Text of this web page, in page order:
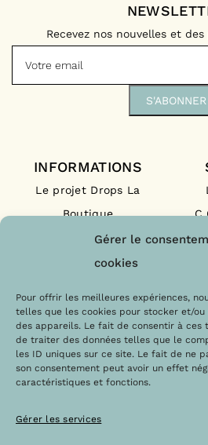
Gérer le
cookies
Pour offrir les meilleures expériences,
telles que les cookies pour stocker et/
des appareils. Le fait de consentir à ces
de traiter des données telles que le
les ID uniques sur ce site. Le fait de ne
son consentement peut avoir un effet
caractéristiques et fonctions.
Gérer les services
INFORMATIONS
Le projet Drops La
Boutique
Nos engagements
Les labels
Recevez nos nouvelles et